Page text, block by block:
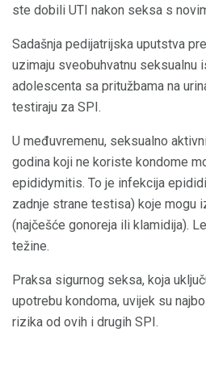
ste dobili UTI nakon seksa s
Sadašnja pedijatrijska uputstva
uzimaju sveobuhvatnu seksualnu
adolescenta sa pritužbama na
testiraju za SPI.
U međuvremenu, seksualno
godina koji ne koriste kondome
epididymitis. To je infekcija
zadnje strane testisa) koje mogu
(najčešće gonoreja ili klamidija).
težine.
Praksa sigurnog seksa, koja
upotrebu kondoma, uvijek su
rizika od ovih i drugih SPI.